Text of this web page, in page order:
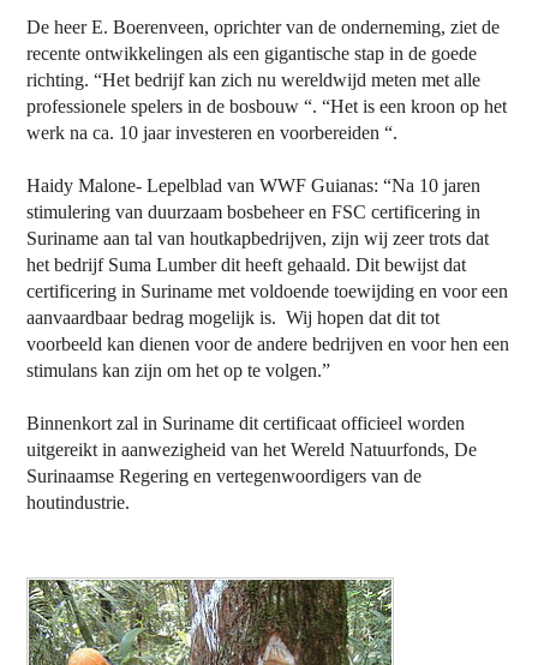
De heer E. Boerenveen, oprichter van de onderneming, ziet de
recente ontwikkelingen als een gigantische stap in de goede
richting. “Het bedrijf kan zich nu wereldwijd meten met alle
professionele spelers in de bosbouw “. “Het is een kroon op het
werk na ca. 10 jaar investeren en voorbereiden “.
Haidy Malone- Lepelblad van WWF Guianas: “Na 10 jaren
stimulering van duurzaam bosbeheer en FSC certificering in
Suriname aan tal van houtkapbedrijven, zijn wij zeer trots dat
het bedrijf Suma Lumber dit heeft gehaald. Dit bewijst dat
certificering in Suriname met voldoende toewijding en voor een
aanvaardbaar bedrag mogelijk is. Wij hopen dat dit tot
voorbeeld kan dienen voor de andere bedrijven en voor hen een
stimulans kan zijn om het op te volgen.”
Binnenkort zal in Suriname dit certificaat officieel worden
uitgereikt in aanwezigheid van het Wereld Natuurfonds, De
Surinaamse Regering en vertegenwoordigers van de
houtindustrie.